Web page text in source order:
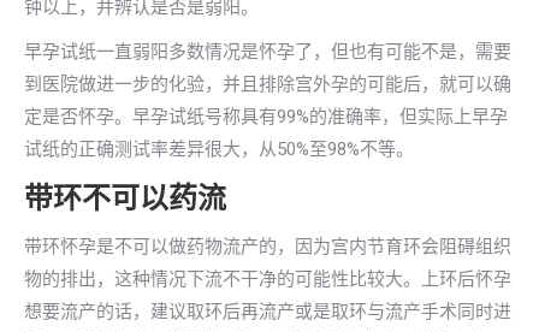
钟以上，并辨认是否是弱阳。
早孕试纸一直弱阳多数情况是怀孕了，但也有可能不是，需要
到医院做进一步的化验，并且排除宫外孕的可能后，就可以确
定是否怀孕。早孕试纸号称具有99%的准确率，但实际上早孕
试纸的正确测试率差异很大，从50%至98%不等。
带环不可以药流
带环怀孕是不可以做药物流产的，因为宫内节育环会阻碍组织
物的排出，这种情况下流不干净的可能性比较大。上环后怀孕
想要流产的话，建议取环后再流产或是取环与流产手术同时进